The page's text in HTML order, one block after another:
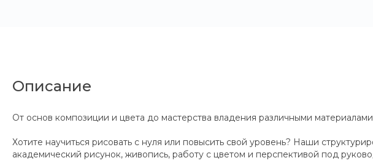
Описание
От основ композиции и цвета до мастерства владения различными
Хотите научиться рисовать с нуля или повысить свой уровень? Наши
академический рисунок, живопись, работу с цветом и перспективой под